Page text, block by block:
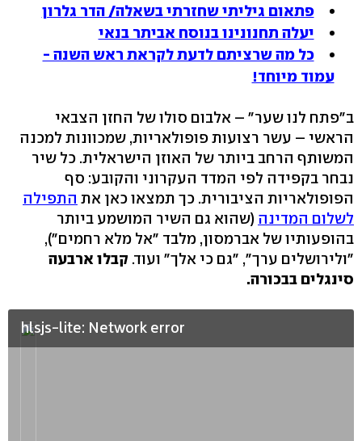
פתאום גיליתי שחזרתי בשאלה/ הדר גלרון
יעלה תחנונינו בנוסח אביתר בנאי
כל מה שרציתם לדעת לקראת ראש השנה -
עמוד מיוחד!
ב"פתח לנו שער" – אלבום סולו של החזן הצבאי
הראשי – עשר רצועות פופולאריות, שמכוונות למכנה
המשותף הרחב ביותר של האוזן הישראלית. כל שיר
נבחר בקפידה לפי המדד העקרוני והקובע: סף
הפופולאריות הציבורית. כך תמצאו כאן את התפילה
לשלום המדינה (שהוא גם השיר המושמע ביותר
בהופעותיו של אברמסון, מלבד "אל מלא רחמים"),
"ולירושלים ערך", "גם כי אלך" ועוד. קבלו ארבעה
סינגלים בבכורה.
hlsjs-lite: Network error